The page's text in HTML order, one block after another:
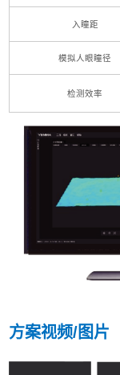
入瞳距
模拟人眼瞳径
检测效率
方案视频/图片